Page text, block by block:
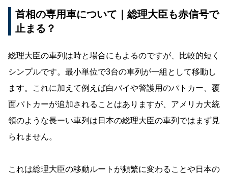
首相の専用車について｜総理大臣も赤信号で
止まる？
総理大臣の車列は時と場合にもよるのですが、比較的短く
シンプルです。最小単位で3台の車列が一組として移動し
ます。これに加えて例えば白バイや警護用のパトカー、覆
面パトカーが追加されることはありますが、アメリカ大統
領のような長ーい車列は日本の総理大臣の車列ではまず見
られません。
これは総理大臣の移動ルートが頻繁に変わることや日本の